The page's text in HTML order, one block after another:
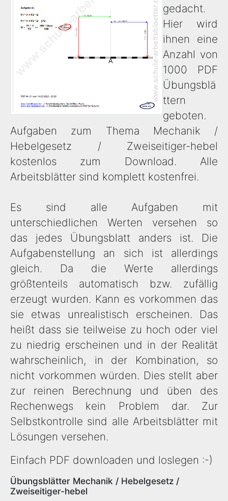
gedacht.
Hier wird
ihnen eine
Anzahl von
1000 PDF
Übungsblä
ttern
geboten.
Aufgaben zum Thema Mechanik /
Hebelgesetz / Zweiseitiger-hebel
kostenlos zum Download. Alle
Arbeitsblätter sind komplett kostenfrei.
Es sind alle Aufgaben mit
unterschiedlichen Werten versehen so
das jedes Übungsblatt anders ist. Die
Aufgabenstellung an sich ist allerdings
gleich. Da die Werte allerdings
größtenteils automatisch bzw. zufällig
erzeugt wurden. Kann es vorkommen das
sie etwas unrealistisch erscheinen. Das
heißt dass sie teilweise zu hoch oder viel
zu niedrig erscheinen und in der Realität
wahrscheinlich, in der Kombination, so
nicht vorkommen würden. Dies stellt aber
zur reinen Berechnung und üben des
Rechenwegs kein Problem dar. Zur
Selbstkontrolle sind alle Arbeitsblätter mit
Lösungen versehen.
Einfach PDF downloaden und loslegen :-)
Übungsblätter Mechanik / Hebelgesetz /
Zweiseitiger-hebel